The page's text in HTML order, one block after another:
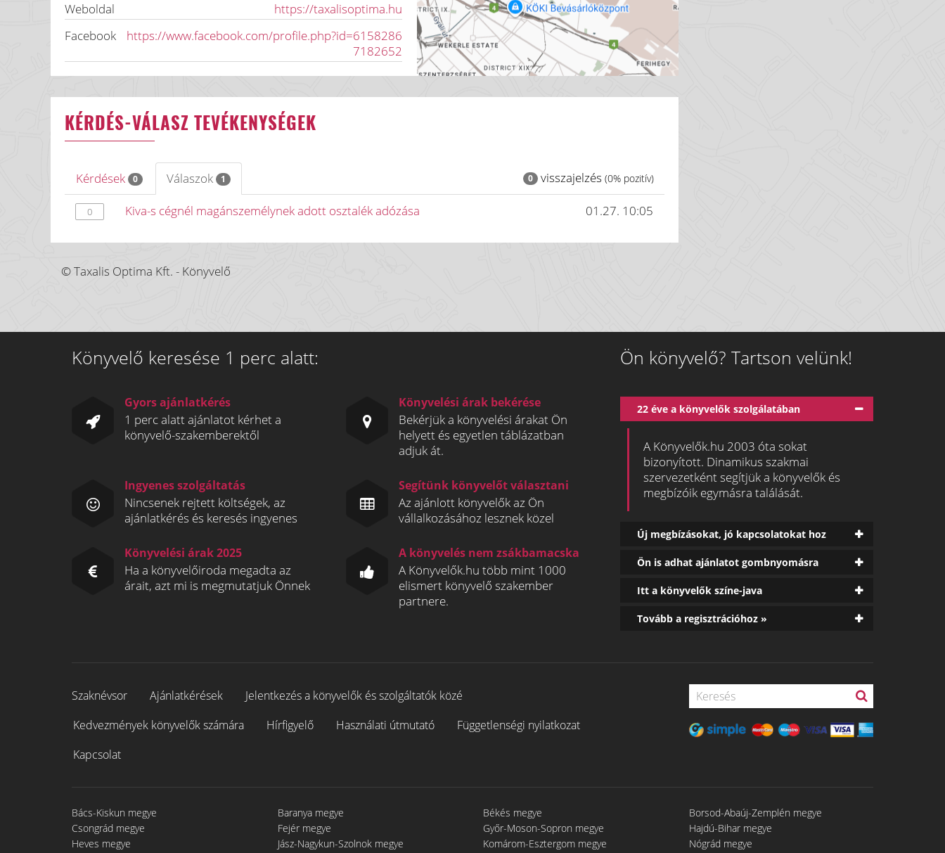
Weboldal
https://taxalisoptima.hu
Facebook
https://www.facebook.com/profile.php?id=6158286
7182652
KÉRDÉS-VÁLASZ TEVÉKENYSÉGEK
Kérdések 0 Válaszok 1 0 visszajelzés (0% pozitív)
0 Kiva-s cégnél magánszemélynek adott osztalék adózása 01.27. 10:05
© Taxalis Optima Kft. - Könyvelő
Könyvelő keresése 1 perc alatt:
Gyors ajánlatkérés
1 perc alatt ajánlatot kérhet a
könyvelő-szakemberektől
Könyvelési árak bekérése
Bekérjük a könyvelési árakat Ön
helyett és egyetlen táblázatban
adjuk át.
Ingyenes szolgáltatás
Nincsenek rejtett költségek, az
ajánlatkérés és keresés ingyenes
Segítünk könyvelőt választani
Az ajánlott könyvelők az Ön
vállalkozásához lesznek közel
Könyvelési árak 2025
Ha a könyvelőiroda megadta az
árait, azt mi is megmutatjuk Önnek
A könyvelés nem zsákbamacska
A Könyvelők.hu több mint 1000
elismert könyvelő szakember
partnere.
Ön könyvelő? Tartson velünk!
22 éve a könyvelők szolgálatában
A Könyvelők.hu 2003 óta sokat
bizonyított. Dinamikus szakmai
szervezetként segítjük a könyvelők és
megbízóik egymásra találását.
Új megbízásokat, jó kapcsolatokat hoz
Ön is adhat ajánlatot gombnyomásra
Itt a könyvelők színe-java
Tovább a regisztrációhoz »
Szaknévsor Ajánlatkérések
Jelentkezés a könyvelők és szolgáltatók közé
Kedvezmények könyvelők számára
Hírfigyelő Használati útmutató
Függetlenségi nyilatkozat
Kapcsolat
Bács-Kiskun megye Baranya megye Békés megye
Borsod-Abaúj-Zemplén megye
Csongrád megye
Fejér megye Győr-Moson-Sopron megye
Hajdú-Bihar megye
Heves megye
Jász-Nagykun-Szolnok megye Komárom-Esztergom megye
Nógrád megye